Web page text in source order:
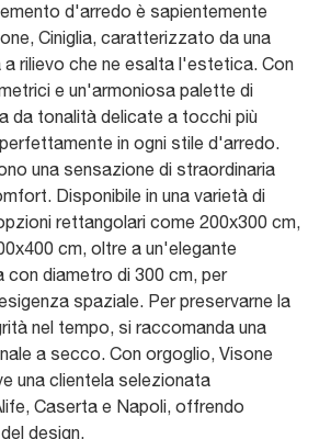
d'arredo è sapientemente
Ciniglia, caratterizzato da una
rilievo che ne esalta l'estetica. Con
e un'armoniosa palette di
da tonalità delicate a tocchi più
in ogni stile d'arredo.
una sensazione di straordinaria
Disponibile in una varietà di
rettangolari come 200x300 cm,
cm, oltre a un'elegante
con diametro di 300 cm, per
spaziale. Per preservarne la
nel tempo, si raccomanda una
a secco. Con orgoglio, Visone
una clientela selezionata
Caserta e Napoli, offrendo
design.